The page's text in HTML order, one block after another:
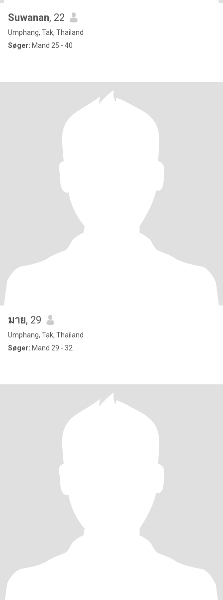
Suwanan, 22
Umphang, Tak, Thailand
Søger: Mand 25 - 40
มาย, 29
Umphang, Tak, Thailand
Søger: Mand 29 - 32